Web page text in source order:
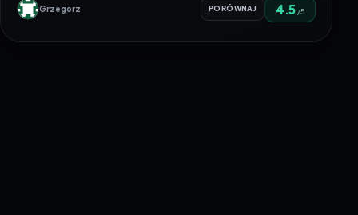
Grzegorz PORÓWNAJ 4.5 /5